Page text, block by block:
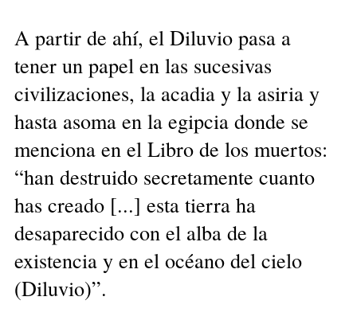
A partir de ahí, el Diluvio pasa a
tener un papel en las sucesivas
civilizaciones, la acadia y la asiria y
hasta asoma en la egipcia donde se
menciona en el Libro de los muertos:
“han destruido secretamente cuanto
has creado [...] esta tierra ha
desaparecido con el alba de la
existencia y en el océano del cielo
(Diluvio)”.